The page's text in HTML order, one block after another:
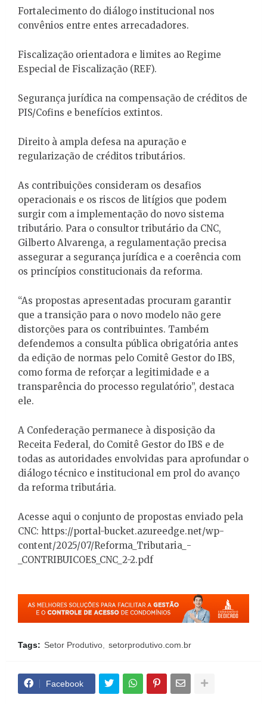
Fortalecimento do diálogo institucional nos
convênios entre entes arrecadadores.
Fiscalização orientadora e limites ao Regime
Especial de Fiscalização (REF).
Segurança jurídica na compensação de créditos de
PIS/Cofins e benefícios extintos.
Direito à ampla defesa na apuração e
regularização de créditos tributários.
As contribuições consideram os desafios
operacionais e os riscos de litígios que podem
surgir com a implementação do novo sistema
tributário. Para o consultor tributário da CNC,
Gilberto Alvarenga, a regulamentação precisa
assegurar a segurança jurídica e a coerência com
os princípios constitucionais da reforma.
“As propostas apresentadas procuram garantir
que a transição para o novo modelo não gere
distorções para os contribuintes. Também
defendemos a consulta pública obrigatória antes
da edição de normas pelo Comitê Gestor do IBS,
como forma de reforçar a legitimidade e a
transparência do processo regulatório”, destaca
ele.
A Confederação permanece à disposição da
Receita Federal, do Comitê Gestor do IBS e de
todas as autoridades envolvidas para aprofundar o
diálogo técnico e institucional em prol do avanço
da reforma tributária.
Acesse aqui o conjunto de propostas enviado pela
CNC: https://portal-bucket.azureedge.net/wp-
content/2025/07/Reforma_Tributaria_-
_CONTRIBUICOES_CNC_2-2.pdf
Tags: Setor Produtivo setorprodutivo.com.br
Facebook